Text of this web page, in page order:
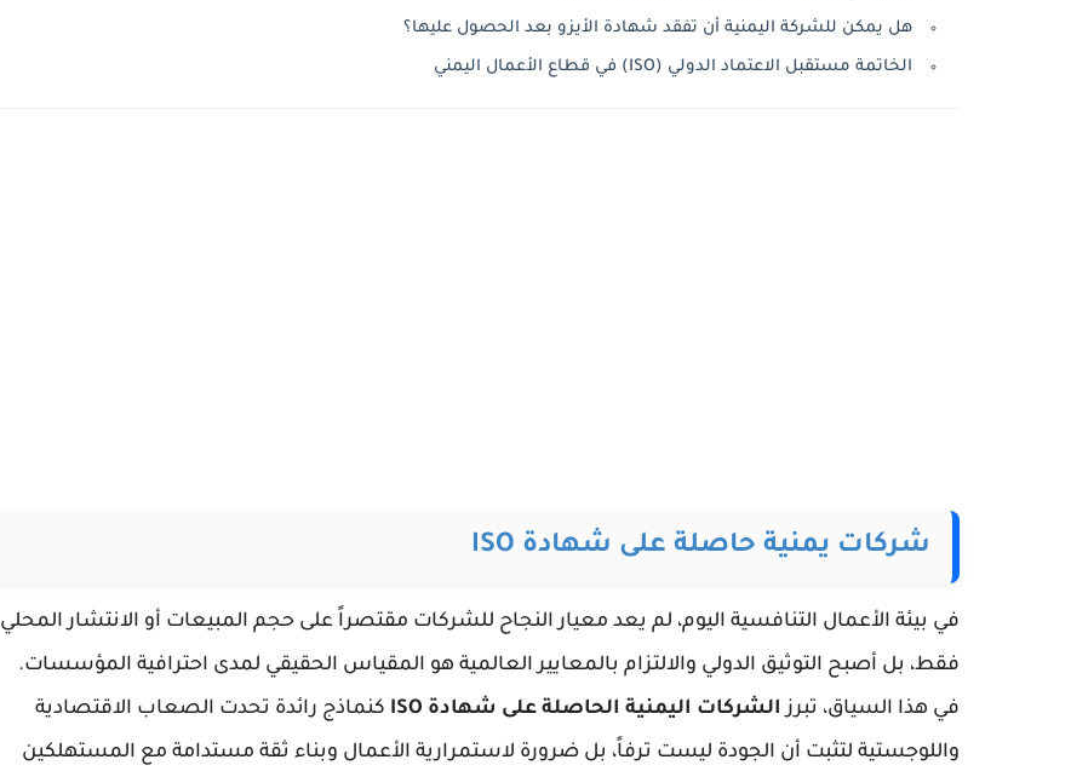
هل يمكن للشركة اليمنية أن تفقد شهادة الأيزو بعد الحصول عليها؟
الخاتمة مستقبل الاعتماد الدولي (ISO) في قطاع الأعمال اليمني
شركات يمنية حاصلة على شهادة ISO
في بيئة الأعمال التنافسية اليوم، لم يعد معيار النجاح للشركات مقتصراً على حجم المبيعات أو الانتشار المحلي
فقط، بل أصبح التوثيق الدولي والالتزام بالمعايير العالمية هو المقياس الحقيقي لمدى احترافية المؤسسات.
في هذا السياق، تبرز الشركات اليمنية الحاصلة على شهادة ISO
كنماذج رائدة تحدت الصعاب الاقتصادية
واللوجستية لتثبت أن الجودة ليست ترفاً، بل ضرورة لاستمرارية الأعمال وبناء ثقة مستدامة مع المستهلكين